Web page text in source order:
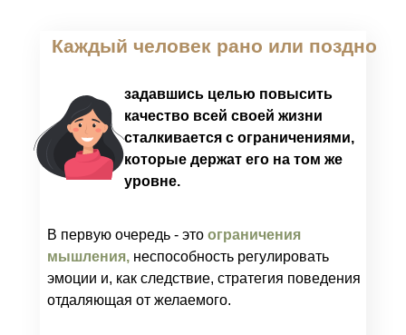
Каждый человек рано или поздно
задавшись целью повысить
качество всей своей жизни
сталкивается с ограничениями,
которые держат его на том же
уровне.
В первую очередь - это ограничения
мышления, неспособность регулировать
эмоции и, как следствие, стратегия поведения
отдаляющая от желаемого.